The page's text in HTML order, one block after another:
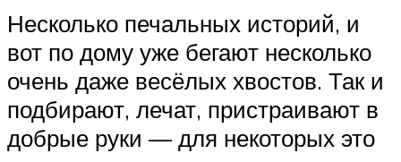
Несколько печальных историй, и
вот по дому уже бегают несколько
очень даже весёлых хвостов. Так и
подбирают, лечат, пристраивают в
добрые руки — для некоторых это